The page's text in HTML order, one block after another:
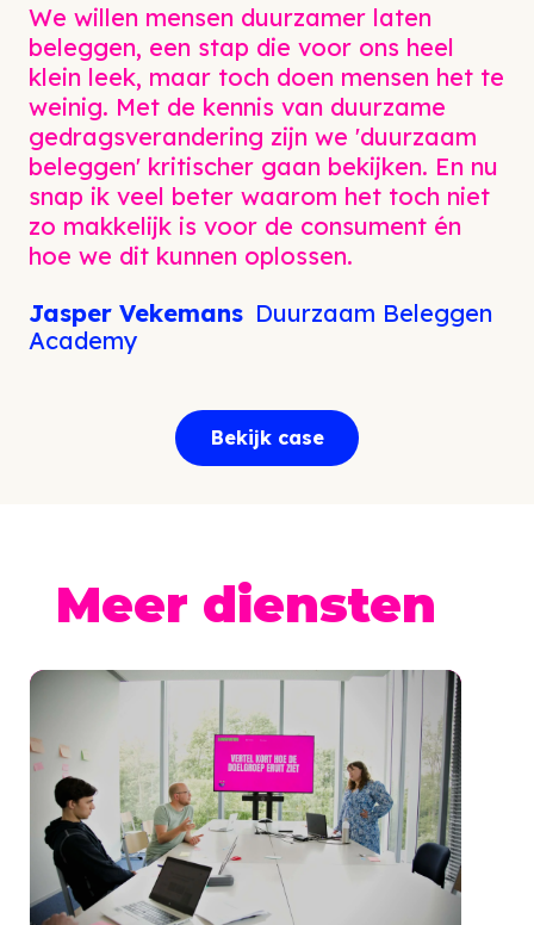
We willen mensen duurzamer laten
beleggen, een stap die voor ons heel
klein leek, maar toch doen mensen het te
weinig. Met de kennis van duurzame
gedragsverandering zijn we 'duurzaam
beleggen' kritischer gaan bekijken. En nu
snap ik veel beter waarom het toch niet
zo makkelijk is voor de consument én
hoe we dit kunnen oplossen.
Jasper Vekemans Duurzaam Beleggen
Academy
Bekijk case
Meer diensten